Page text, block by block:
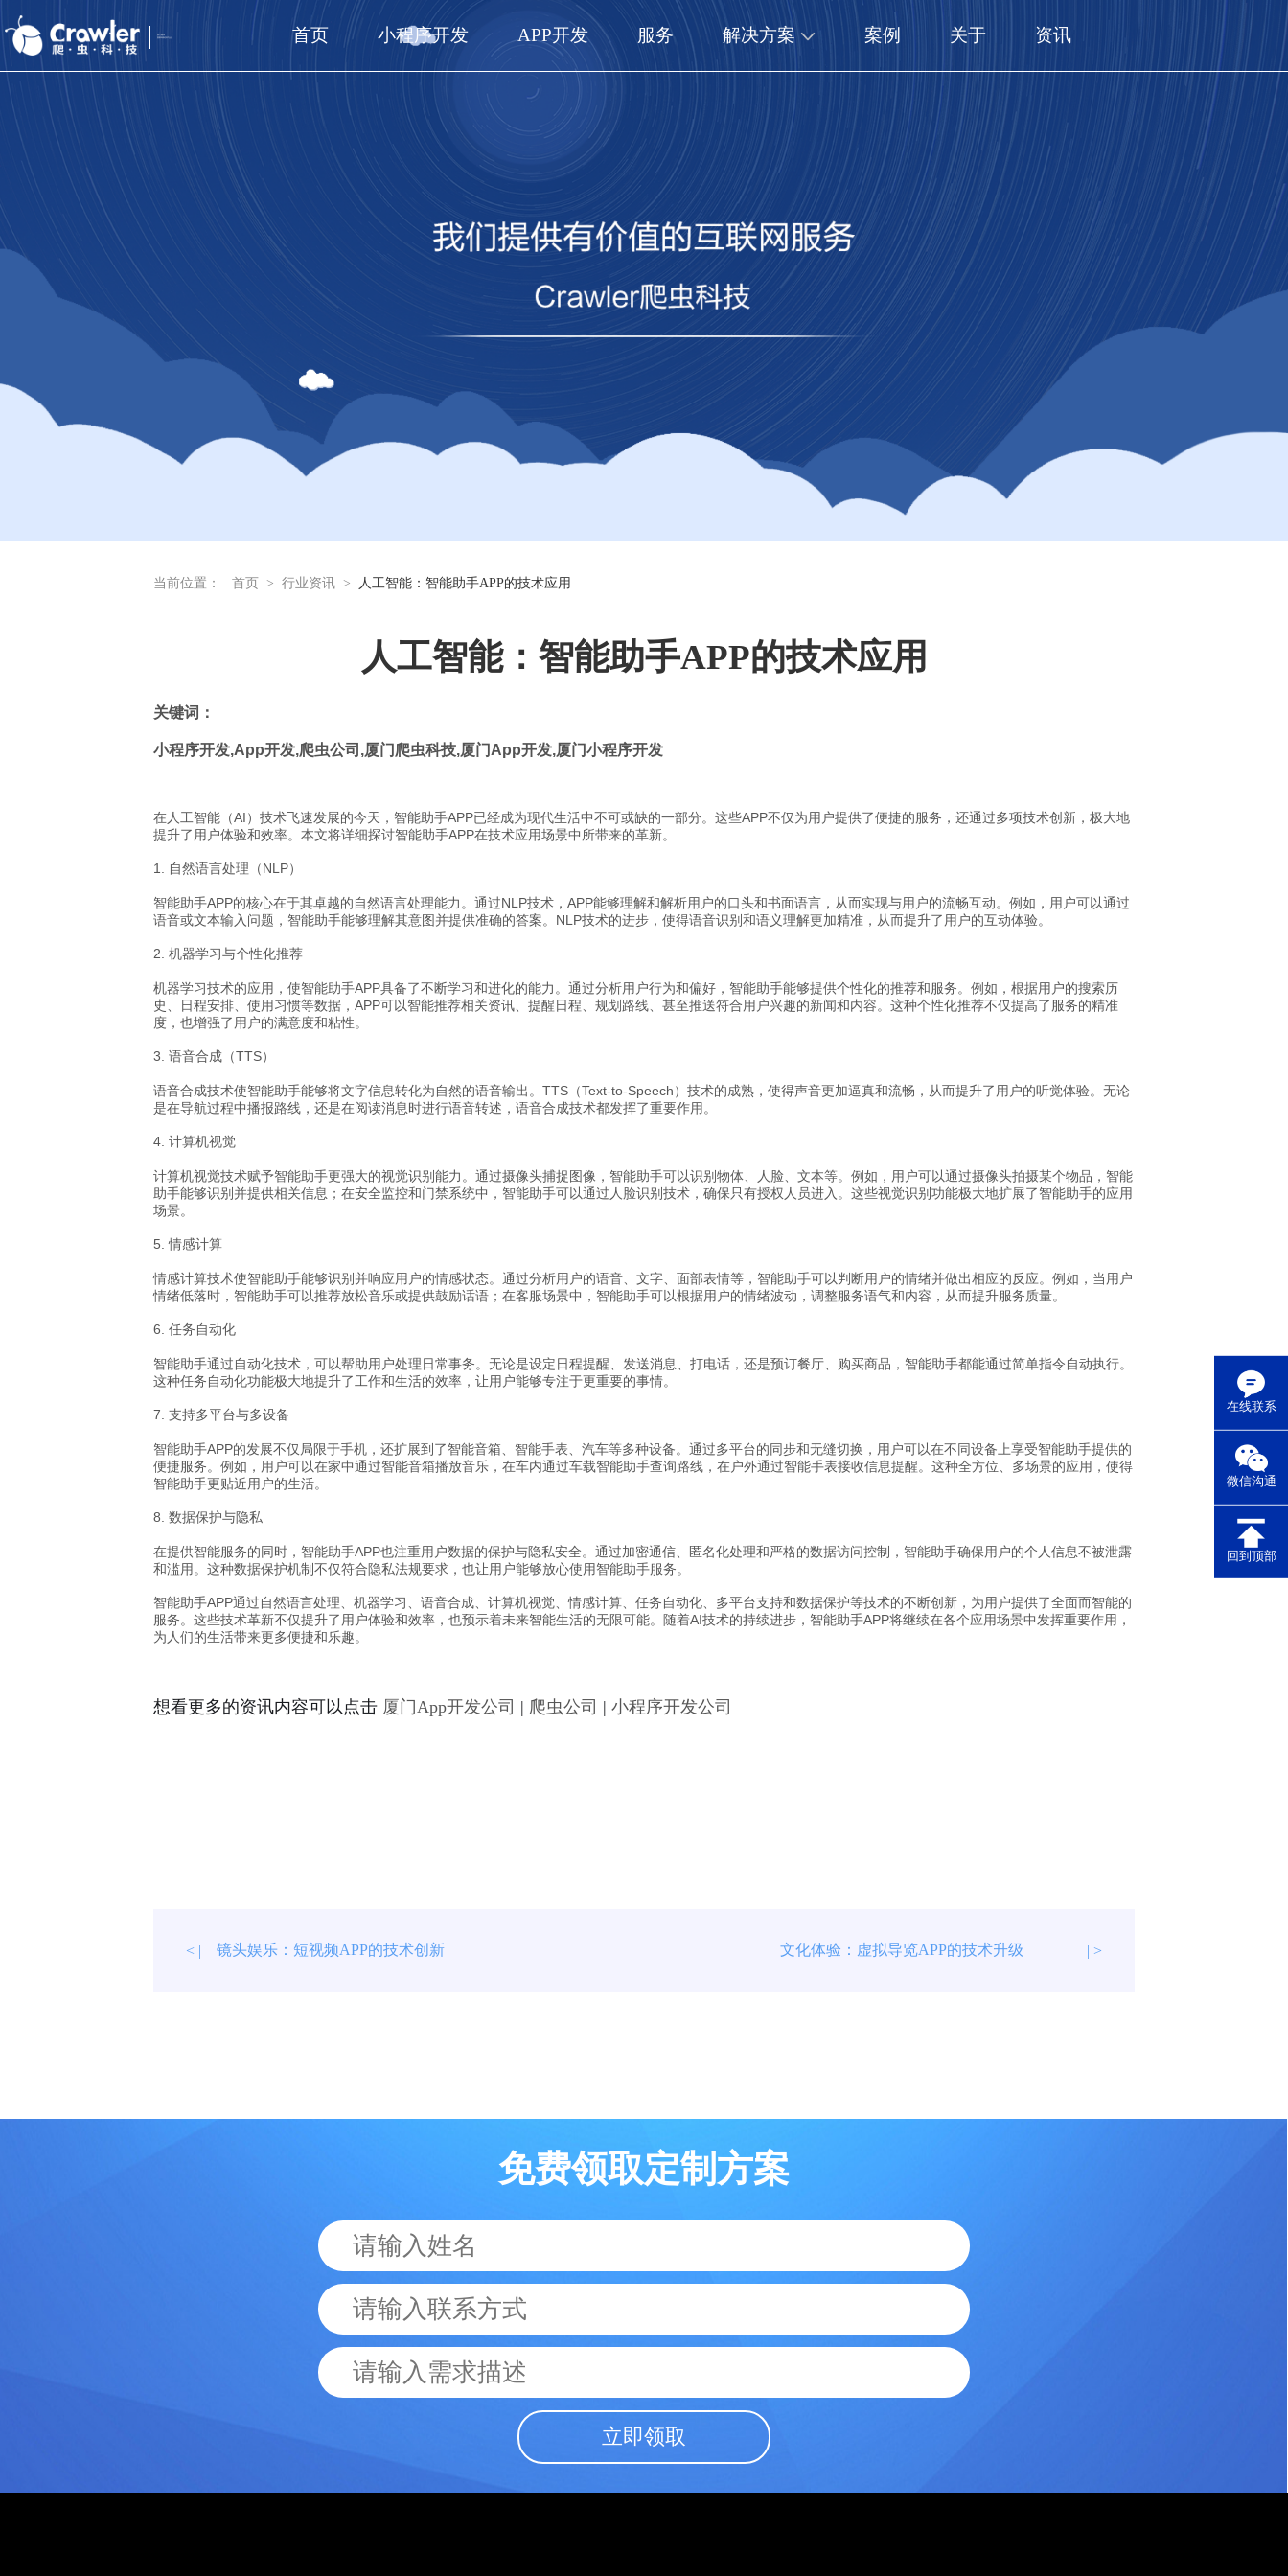
首页 小程序开发 APP开发 服务 解决方案 案例 关于 资讯
在线联系
微信沟通
回到顶部
当前位置： 首页 > 行业资讯 > 人工智能：智能助手APP的技术应用
人工智能：智能助手APP的技术应用
关键词：
小程序开发,App开发,爬虫公司 ,厦门爬虫科技,厦门 App开发,厦门小程序开发
在人工智能（AI）技术飞速发展的今天，智能助手APP已经成为现代生活中不可或缺的一部分。这些APP不仅为用户提供了便捷的服务，还通过多项技术创新，极大地
提升了用户体验和效率。本文将详细探讨智能助手APP在技术应用场景中所带来的革新。
1. 自然语言处理（NLP）
智能助手APP的核心在于其卓越的自然语言处理能力。通过NLP技术，APP能够理解和解析用户的口头和书面语言，从而实现与用户的流畅互动。例如，用户可以通过
语音或文本输入问题，智能助手能够理解其意图并提供准确的答案。NLP技术的进步，使得语音识别和语义理解更加精准，从而提升了用户的互动体验。
2. 机器学习与个性化推荐
机器学习技术的应用，使智能助手APP具备了不断学习和进化的能力。通过分析用户行为和偏好，智能助手能够提供个性化的推荐和服务。例如，根据用户的搜索历
史、日程安排、使用习惯等数据，APP可以智能推荐相关资讯、提醒日程、规划路线、甚至推送符合用户兴趣的新闻和内容。这种个性化推荐不仅提高了服务的精准
度，也增强了用户的满意度和粘性。
3. 语音合成（TTS）
语音合成技术使智能助手能够将文字信息转化为自然的语音输出。TTS（Text-to-Speech）技术的成熟，使得声音更加逼真和流畅，从而提升了用户的听觉体验。无论
是在导航过程中播报路线，还是在阅读消息时进行语音转述，语音合成技术都发挥了重要作用。
4. 计算机视觉
计算机视觉技术赋予智能助手更强大的视觉识别能力。通过摄像头捕捉图像，智能助手可以识别物体、人脸、文本等。例如，用户可以通过摄像头拍摄某个物品，智能
助手能够识别并提供相关信息；在安全监控和门禁系统中，智能助手可以通过人脸识别技术，确保只有授权人员进入。这些视觉识别功能极大地扩展了智能助手的应用
场景。
5. 情感计算
情感计算技术使智能助手能够识别并响应用户的情感状态。通过分析用户的语音、文字、面部表情等，智能助手可以判断用户的情绪并做出相应的反应。例如，当用户
情绪低落时，智能助手可以推荐放松音乐或提供鼓励话语；在客服场景中，智能助手可以根据用户的情绪波动，调整服务语气和内容，从而提升服务质量。
6. 任务自动化
智能助手通过自动化技术，可以帮助用户处理日常事务。无论是设定日程提醒、发送消息、打电话，还是预订餐厅、购买商品，智能助手都能通过简单指令自动执行。
这种任务自动化功能极大地提升了工作和生活的效率，让用户能够专注于更重要的事情。
7. 支持多平台与多设备
智能助手APP的发展不仅局限于手机，还扩展到了智能音箱、智能手表、汽车等多种设备。通过多平台的同步和无缝切换，用户可以在不同设备上享受智能助手提供的
便捷服务。例如，用户可以在家中通过智能音箱播放音乐，在车内通过车载智能助手查询路线，在户外通过智能手表接收信息提醒。这种全方位、多场景的应用，使得
智能助手更贴近用户的生活。
8. 数据保护与隐私
在提供智能服务的同时，智能助手APP也注重用户数据的保护与隐私安全。通过加密通信、匿名化处理和严格的数据访问控制，智能助手确保用户的个人信息不被泄露
和滥用。这种数据保护机制不仅符合隐私法规要求，也让用户能够放心使用智能助手服务。
智能助手APP通过自然语言处理、机器学习、语音合成、计算机视觉、情感计算、任务自动化、多平台支持和数据保护等技术的不断创新，为用户提供了全面而智能的
服务。这些技术革新不仅提升了用户体验和效率，也预示着未来智能生活的无限可能。随着AI技术的持续进步，智能助手APP将继续在各个应用场景中发挥重要作用，
为人们的生活带来更多便捷和乐趣。
想看更多的资讯内容可以点击 厦门App开发公司 | 爬虫公司 | 小程序开发公司
< | 镜头娱乐：短视频APP的技术创新 文化体验：虚拟导览APP的技术升级 | >
免费领取定制方案
立即领取